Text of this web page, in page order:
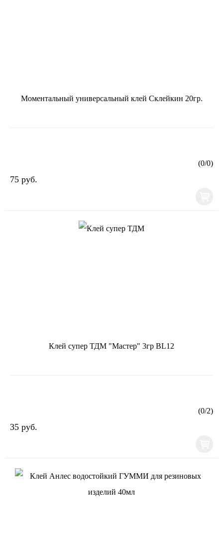
Моментальный универсальный клей Склейкин 20гр.
(0/0)
75 руб.
Клей супер ТДМ "Мастер" 3гр BL12
(0/2)
35 руб.